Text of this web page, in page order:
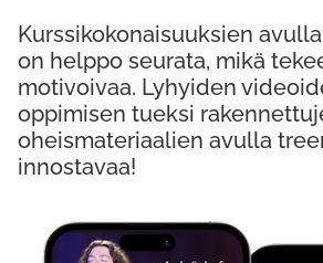
Kurssikokonaisuuksien
on helppo seurata, mikä
motivoivaa. Lyhyiden
oppimisen tueksi
oheismateriaalien avulla
innostavaa!